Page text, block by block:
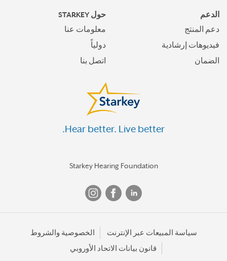
الدعم
دعم المنتج
فيديوهات إرشادية
الضمان
حول STARKEY
معلومات عنا
دولياً
اتصل بنا
Hear better. Live better.
Starkey Hearing Foundation
سياسة المبيعات عبر الإنترنت الخصوصية والشروط
قانون بيانات الاتحاد الأوروبي